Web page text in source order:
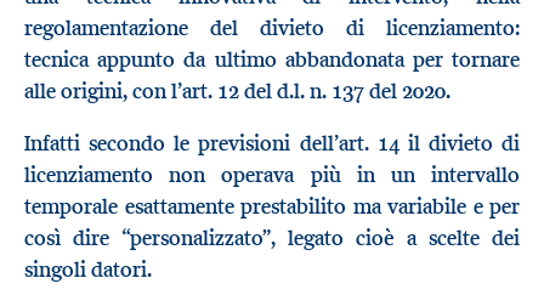
regolamentazione del divieto di licenziamento:
tecnica appunto da ultimo abbandonata per tornare
alle origini, con l’art. 12 del d.l. n. 137 del 2020.
Infatti secondo le previsioni dell’art. 14 il divieto di
licenziamento non operava più in un intervallo
temporale esattamente prestabilito ma variabile e per
così dire “personalizzato”, legato cioè a scelte dei
singoli datori.